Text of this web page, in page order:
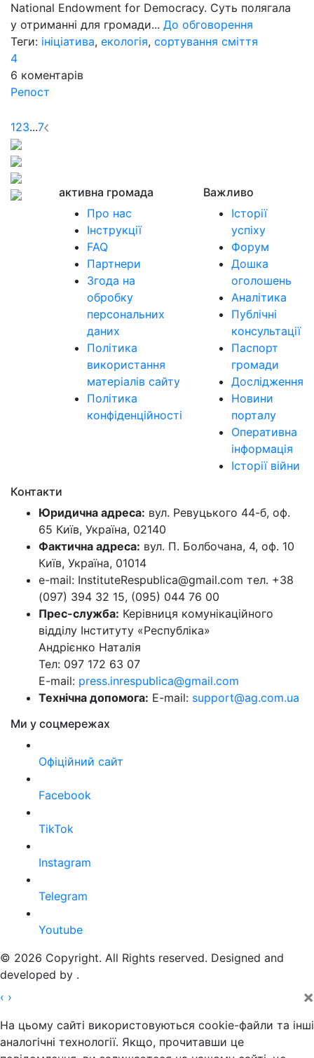
National Endowment for Democracy. Суть полягала
у отриманні для громади... До обговорення
Теги: ініціатива, екологія, сортування сміття
4
6 коментарів
Репост
123...7
активна громада
Про нас
Інструкції
FAQ
Партнери
Згода на
обробку
персональних
даних
Політика
використання
матеріалів сайту
Політика
конфіденційності
Важливо
Історії
успіху
Форум
Дошка
оголошень
Аналітика
Публічні
консультації
Паспорт
громади
Дослідження
Новини
порталу
Оперативна
інформація
Історії війни
Контакти
Юридична адреса: вул. Ревуцького 44-б, оф.
65 Київ, Україна, 02140
Фактична адреса: вул. П. Болбочана, 4, оф. 10
Київ, Україна, 01014
e-mail: InstituteRespublica@gmail.com тел. +38
(097) 394 32 15, (095) 044 76 00
Прес-служба: Керівниця комунікаційного
відділу Інституту «Республіка»
Андрієнко Наталія
Тел: 097 172 63 07
E-mail: press.inrespublica@gmail.com
Технічна допомога: E-mail: support@ag.com.ua
Ми у соцмережах
Офіційний сайт
Facebook
TikTok
Instagram
Telegram
Youtube
© 2026 Copyright. All Rights reserved. Designed and
developed by .
‹ › ×
На цьому сайті використовуються cookie-файли та інші
аналогічні технології. Якщо, прочитавши це